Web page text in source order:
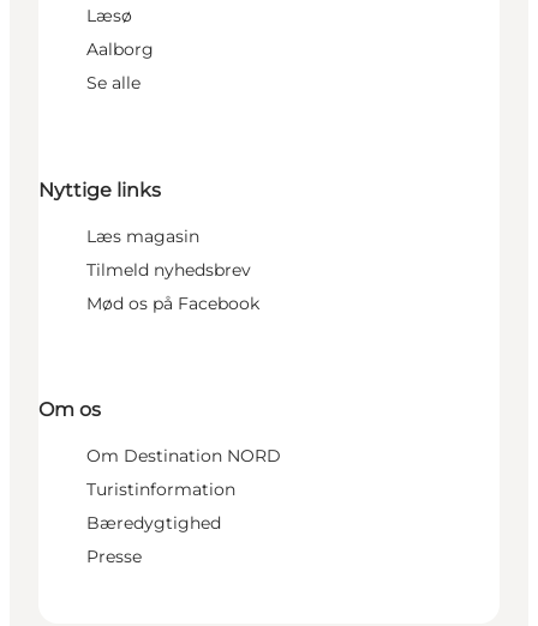
Læsø
Aalborg
Se alle
Nyttige links
Læs magasin
Tilmeld nyhedsbrev
Mød os på Facebook
Om os
Om Destination NORD
Turistinformation
Bæredygtighed
Presse